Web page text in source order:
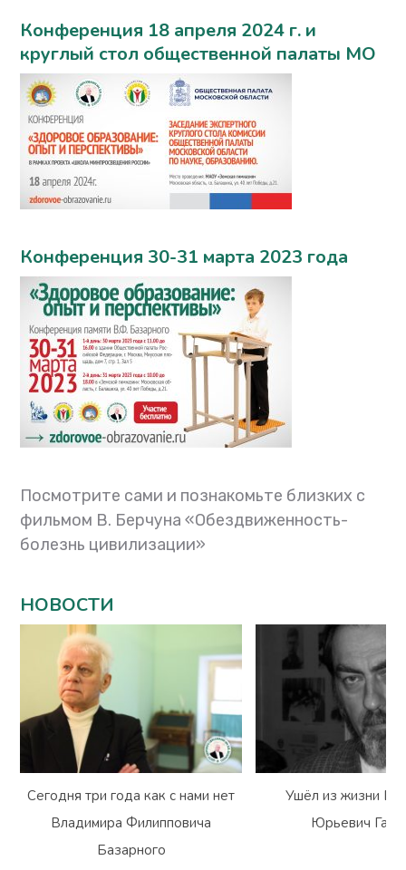
Конференция 18 апреля 2024 г. и
круглый стол общественной палаты МО
Конференция 30-31 марта 2023 года
Посмотрите сами и познакомьте близких с
фильмом В. Берчуна «Обездвиженность-
болезнь цивилизации»
НОВОСТИ
Сегодня три года как с нами нет
Владимира Филипповича
Базарного
Ушёл из жизни
Юрьевич